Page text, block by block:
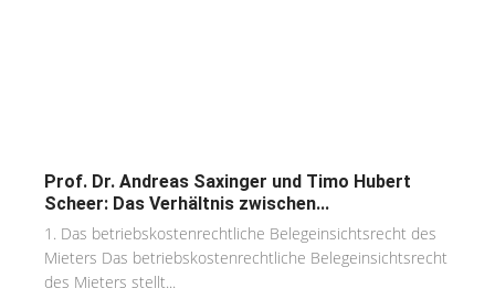
Prof. Dr. Andreas Saxinger und Timo Hubert
Scheer: Das Verhältnis zwischen...
1. Das betriebskostenrechtliche Belegeinsichtsrecht des
Mieters Das betriebskostenrechtliche Belegeinsichtsrecht
des Mieters stellt...